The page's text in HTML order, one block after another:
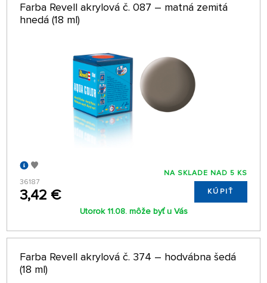
Farba Revell akrylová č. 087 – matná zemitá
hnedá (18 ml)
36187
3,42 €
NA SKLADE NAD 5 KS
KÚPIŤ
Utorok 11.08. môže byť u Vás
Farba Revell akrylová č. 374 – hodvábna šedá
(18 ml)